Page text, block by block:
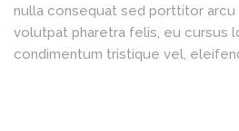
nulla consequat sed porttitor arcu
volutpat pharetra felis, eu cursus
condimentum tristique vel,